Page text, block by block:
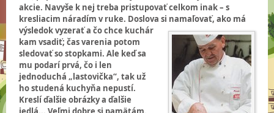
akcie. Navyše k nej treba pristupovať celkom inak – s
kresliacim náradím v ruke. Doslova si namaľovať, ako má
výsledok vyzerať a čo chce kuchár
kam vsadiť; čas varenia potom
sledovať so stopkami. Ale keď sa
mu podarí prvá, čo i len
jednoduchá „lastovička“, tak už
ho studená kuchyňa nepustí.
Kreslí ďalšie obrázky a ďalšie